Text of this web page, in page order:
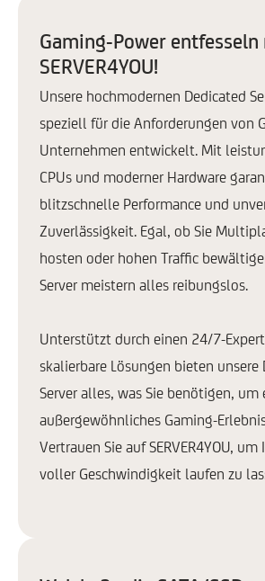
Gaming-Power
SERVER4YOU!
Unsere hochmodernen Dedicated
speziell für die Anforderungen von
Unternehmen entwickelt. Mit
CPUs und moderner Hardware
blitzschnelle Performance und
Zuverlässigkeit. Egal, ob Sie
hosten oder hohen Traffic
Server meistern alles reibungslos.
Unterstützt durch einen 24/7-
skalierbare Lösungen bieten unsere
Server alles, was Sie benötigen, um
außergewöhnliches Gaming-
Vertrauen Sie auf SERVER4YOU,
voller Geschwindigkeit laufen zu